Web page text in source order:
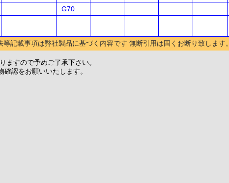
G70
載事項は弊社製品に基づく内容です 無断引用は固くお断り致します。
ますので予めご了承下さい。
認をお願いいたします。